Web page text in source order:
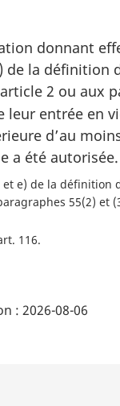
donnant
de la définition
2 ou aux
leur entrée en
d’au
a été autorisée.
e) de la définition
55(2) et
116
: 2026-08-06